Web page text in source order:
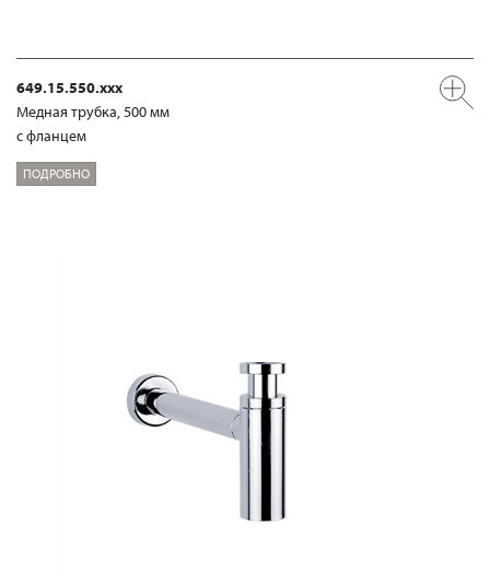
649.15.550.xxx
Медная трубка, 500 мм
с фланцем
ПОДРОБНО